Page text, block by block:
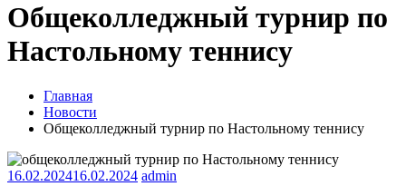
Общеколледжный турнир по
Настольному теннису
Главная
Новости
Общеколледжный турнир по Настольному теннису
16.02.202416.02.2024 admin